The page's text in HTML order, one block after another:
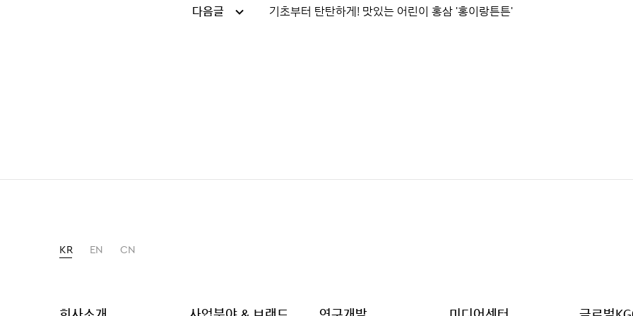
다음글 기초부터 탄탄하게! 맛있는 어린이 홍삼 '홍이랑튼튼'
KR EN CN